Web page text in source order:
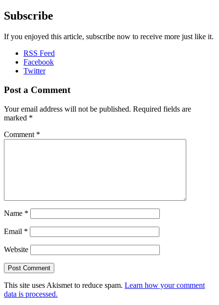
Subscribe
If you enjoyed this article, subscribe now to receive more just like it.
RSS Feed
Facebook
Twitter
Post a Comment
Your email address will not be published. Required fields are
marked *
Comment *
Name *
Email *
Website
This site uses Akismet to reduce spam. Learn how your comment
data is processed.